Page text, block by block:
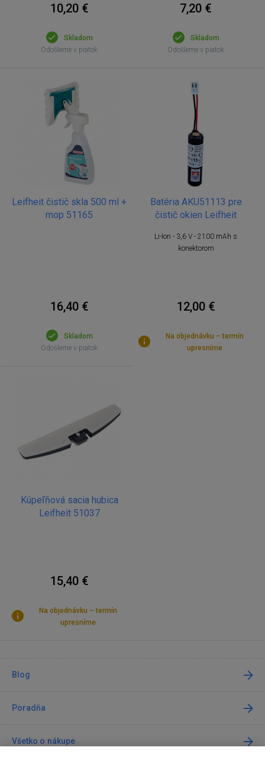
10,20 €
Skladom
Odošleme v piatok
7,20 €
Skladom
Odošleme v piatok
Leifheit čistič skla 500 ml +
mop 51165
16,40 €
Skladom
Odošleme v piatok
Batéria AKU51113 pre
čistič okien Leifheit
Li-Ion - 3,6 V - 2100 mAh s
konektorom
12,00 €
Na objednávku – termín
upresníme
Kúpeľňová sacia hubica
Leifheit 51037
15,40 €
Na objednávku – termín
upresníme
Blog
Poradňa
Všetko o nákupe